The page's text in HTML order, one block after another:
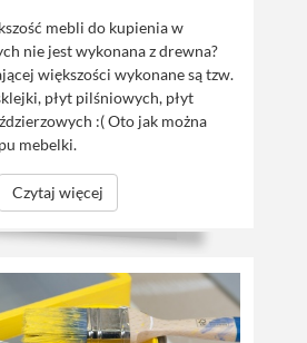
mebli do kupienia w
nie jest wykonana z drewna?
większości wykonane są tzw.
płyt pilśniowych, płyt
:( Oto jak można
mebelki.
Czytaj więcej